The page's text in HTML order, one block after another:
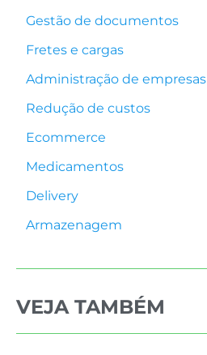
Gestão de documentos
Fretes e cargas
Administração de empresas
Redução de custos
Ecommerce
Medicamentos
Delivery
Armazenagem
VEJA TAMBÉM